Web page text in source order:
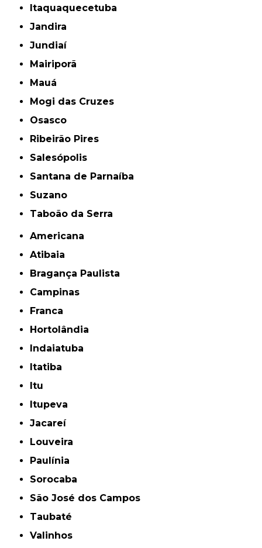
Itaquaquecetuba
Jandira
Jundiaí
Mairiporã
Mauá
Mogi das Cruzes
Osasco
Ribeirão Pires
Salesópolis
Santana de Parnaíba
Suzano
Taboão da Serra
Americana
Atibaia
Bragança Paulista
Campinas
Franca
Hortolândia
Indaiatuba
Itatiba
Itu
Itupeva
Jacareí
Louveira
Paulínia
Sorocaba
São José dos Campos
Taubaté
Valinhos